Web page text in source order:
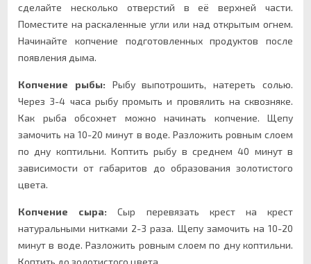
сделайте несколько отверстий в её верхней части.
Поместите на раскаленные угли или над открытым огнем.
Начинайте копчение подготовленных продуктов после
появления дыма.
Копчение рыбы: Рыбу выпотрошить, натереть солью.
Через 3-4 часа рыбу промыть и провялить на сквозняке.
Как рыба обсохнет можно начинать копчение. Щепу
замочить на 10-20 минут в воде. Разложить ровным слоем
по дну коптильни. Коптить рыбу в среднем 40 минут в
зависимости от габаритов до образования золотистого
цвета.
Копчение сыра:Сыр перевязать крест на крест
натуральными нитками 2-3 раза. Щепу замочить на 10-20
минут в воде. Разложить ровным слоем по дну коптильни.
Коптить до золотистого цвета.